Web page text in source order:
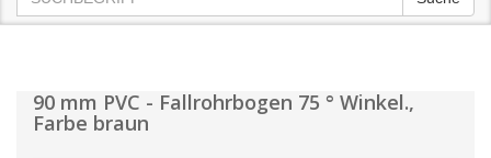
90 mm PVC - Fallrohrbogen 75 ° Winkel.,
Farbe braun